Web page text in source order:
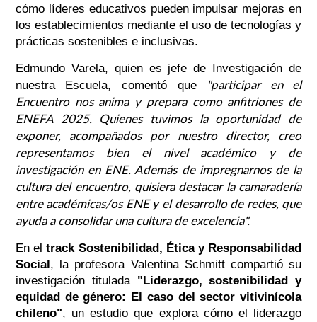
cómo líderes educativos pueden impulsar mejoras en
los establecimientos mediante el uso de tecnologías y
prácticas sostenibles e inclusivas.
Edmundo Varela, quien es jefe de Investigación de
nuestra Escuela, comentó que
"participar en el
Encuentro nos anima y prepara como anfitriones de
ENEFA 2025. Quienes tuvimos la oportunidad de
exponer, acompañados por nuestro director, creo
representamos bien el nivel académico y de
investigación en ENE. Además de impregnarnos de la
cultura del encuentro, quisiera destacar la camaradería
entre académicas/os ENE y el desarrollo de redes, que
ayuda a consolidar una cultura de excelencia".
En eltrack Sostenibilidad, Ética y Responsabilidad
Social , la profesora Valentina Schmitt compartió su
investigación titulada "Liderazgo, sostenibilidad y
equidad de género: El caso del sector vitivinícola
chileno", un estudio que explora cómo el liderazgo